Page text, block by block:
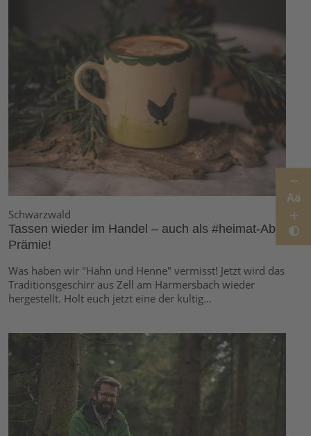
Aa
Schwarzwald
Tassen wieder im Handel – auch als #heimat-Abo-
Prämie!
Was haben wir "Hahn und Henne" vermisst! Jetzt wird das
Traditionsgeschirr aus Zell am Harmersbach wieder
hergestellt. Holt euch jetzt eine der kultig...